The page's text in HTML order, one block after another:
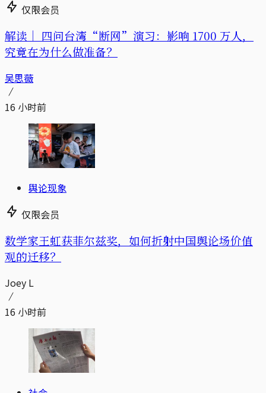
仅限会员
解读｜ 四问台湾“断网”演习：影响 1700 万人，
究竟在为什么做准备？
吴思薇
16 小时前
舆论现象
仅限会员
数学家王虹获菲尔兹奖，如何折射中国舆论场价值
观的迁移？
Joey L
16 小时前